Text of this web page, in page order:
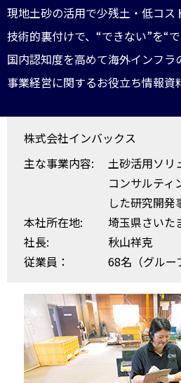
現地土砂の活用で少残土・低コス
技術的裏付けで、“できない”を“
国内認知度を高めて海外インフラ
事業経営に関するお役立ち情報資
株式会社インバックス
主な事業内容:
土砂活用ソリ
コンサルティ
した研究開発
本社所在地:
埼玉県さいた
社長:
秋山祥克
従業員：
68名（グルー